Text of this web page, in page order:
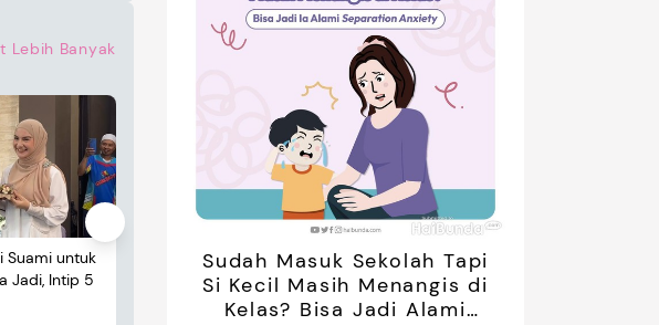
Lebih Banyak
Suami untuk
Jadi, Intip 5
Deretan Artis yang Menetap di
Luar Negeri Usai Menikah, Intip
5 Potret Terbarunya
5 Potret Kedekatan Alyssa
Daguise Bersama Ayahanda
asal Prancis, Dipuji Tampan
Sudah Masuk Sekolah Tapi
Si Kecil Masih Menangis di
Kelas? Bisa Jadi Alami